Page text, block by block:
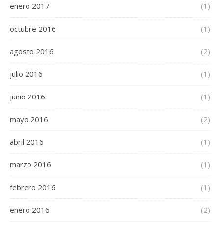
enero 2017 (1)
octubre 2016 (1)
agosto 2016 (2)
julio 2016 (1)
junio 2016 (1)
mayo 2016 (2)
abril 2016 (1)
marzo 2016 (1)
febrero 2016 (1)
enero 2016 (2)